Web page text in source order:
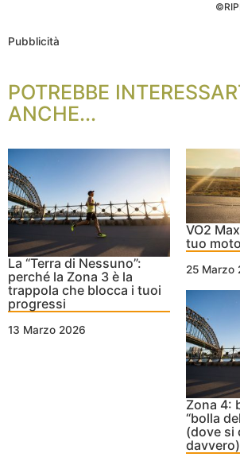
Pubblicità
POTREBBE
ANCHE...
La “Terra di Nessuno”:
perché la Zona 3 è la
trappola che blocca i tuoi
progressi
13 Marzo 2026
VO2
tuo
25 Marzo
Zona 4:
“bolla
(dove si
davvero)